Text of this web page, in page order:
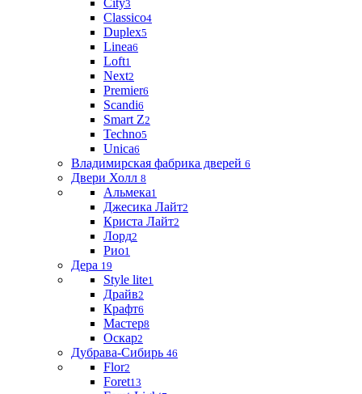
City3
Classico4
Duplex5
Linea6
Loft1
Next2
Premier6
Scandi6
Smart Z2
Techno5
Unica6
Владимирская фабрика дверей 6
Двери Холл 8
Альмека1
Джесика Лайт2
Криста Лайт2
Лорд2
Рио1
Дера 19
Style lite1
Драйв2
Крафт6
Мастер8
Оскар2
Дубрава-Сибирь 46
Flor2
Foret13